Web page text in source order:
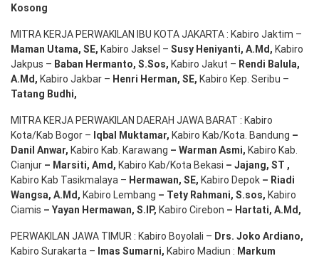
Kosong
MITRA KERJA PERWAKILAN IBU KOTA JAKARTA : Kabiro Jaktim –
Maman Utama, SE, Kabiro Jaksel – Susy Heniyanti, A.Md, Kabiro
Jakpus – Baban Hermanto, S.Sos, Kabiro Jakut – Rendi Balula,
A.Md, Kabiro Jakbar – Henri Herman, SE, Kabiro Kep. Seribu –
Tatang Budhi,
MITRA KERJA PERWAKILAN DAERAH JAWA BARAT : Kabiro
Kota/Kab Bogor – Iqbal Muktamar, Kabiro Kab/Kota. Bandung –
Danil Anwar, Kabiro Kab. Karawang – Warman Asmi, Kabiro Kab.
Cianjur – Marsiti, Amd, Kabiro Kab/Kota Bekasi – Jajang, ST ,
Kabiro Kab Tasikmalaya – Hermawan, SE, Kabiro Depok – Riadi
Wangsa, A.Md, Kabiro Lembang – Tety Rahmani, S.sos, Kabiro
Ciamis – Yayan Hermawan, S.IP, Kabiro Cirebon – Hartati, A.Md,
PERWAKILAN JAWA TIMUR : Kabiro Boyolali – Drs. Joko Ardiano,
Kabiro Surakarta – Imas Sumarni, Kabiro Madiun : Markum